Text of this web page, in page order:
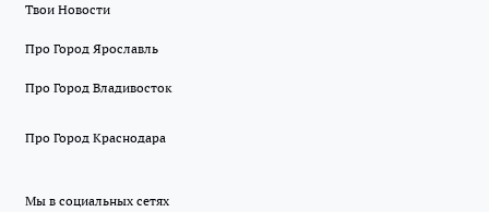
Твои Новости
Про Город Ярославль
Про Город Владивосток
Про Город Краснодара
Мы в социальных сетях